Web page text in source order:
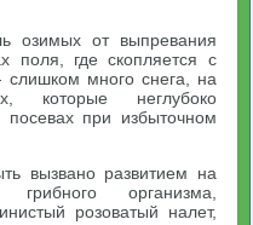
озимых от выпревания
поля, где скопляется с
много снега, на
которые неглубоко
при избыточном
вызвано развитием на
грибного организма,
розоватый налет,